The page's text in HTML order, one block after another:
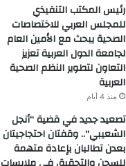
رئيس المكتب التنفيذي
للمجلس العربي للاختصاصات
الصحية يبحث مع الأمين العام
لجامعة الدول العربية تعزيز
التعاون لتطوير النظم الصحية
العربية
منذ 4 أيام
تصعيد جديد في قضية “أنجل
الشعيبي”.. وقفتان احتجاجيتان
بعدن تطالبان بإعادة متهمة